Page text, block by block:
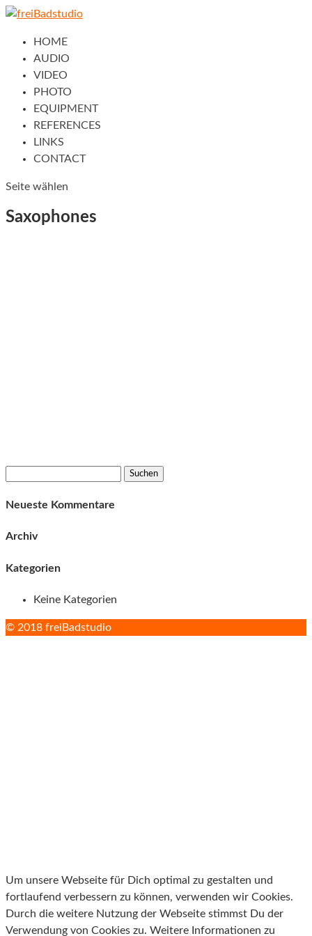
HOME
AUDIO
VIDEO
PHOTO
EQUIPMENT
REFERENCES
LINKS
CONTACT
Seite wählen
Saxophones
Neueste Kommentare
Archiv
Kategorien
Keine Kategorien
© 2018 freiBadstudio
Um unsere Webseite für Dich optimal zu gestalten und
fortlaufend verbessern zu können, verwenden wir Cookies.
Durch die weitere Nutzung der Webseite stimmst Du der
Verwendung von Cookies zu. Weitere Informationen zu